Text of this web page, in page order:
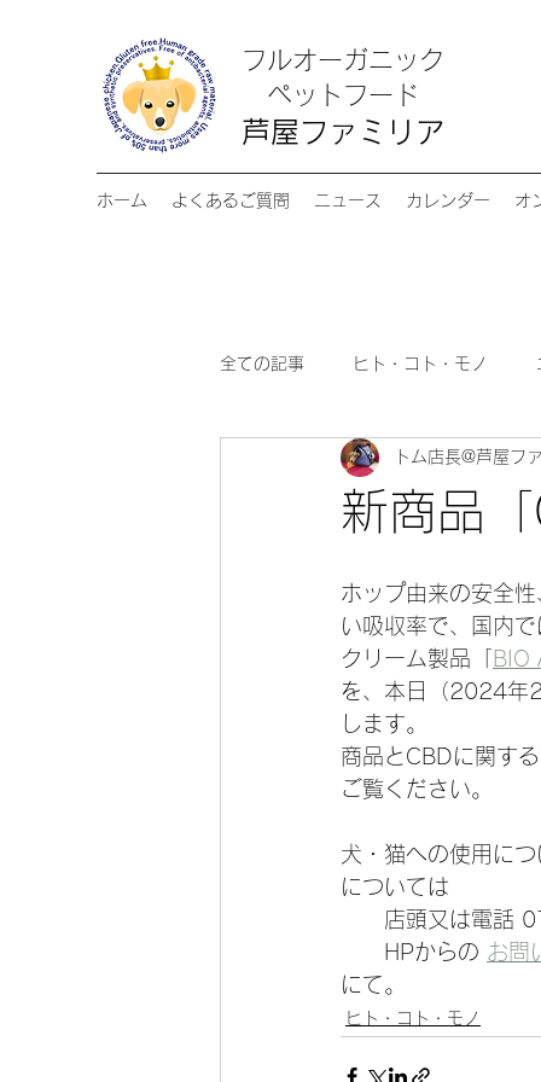
フルオーガニック
​ペットフード
芦屋ファミリア
ホーム よくあるご質問 ニュース カレンダー オ
全ての記事 ヒト・コト・モノ
新商品
トム店長@芦屋フ
ホップ由来の安全
い吸収率で、国内
クリーム製品「
BIO
を、本日（2024年
します。
商品とCBDに関す
ご覧ください。
犬・猫への使用に
については
店頭又は電話
HPからの お問
にて。
ヒト・コト・モノ